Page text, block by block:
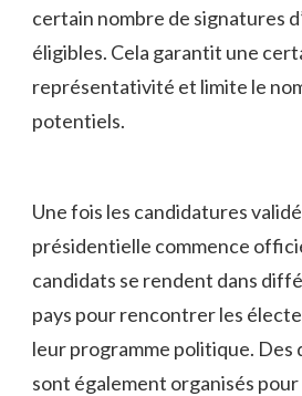
‌certain nombre ⁤de ‌signatures
éligibles. Cela garantit une
représentativité et limite le
potentiels.
Une fois les candidatures
présidentielle ⁣commence
candidats ​se​ rendent dans
‍pays pour ‍rencontrer les
leur programme ‌politique. Des
sont également organisés